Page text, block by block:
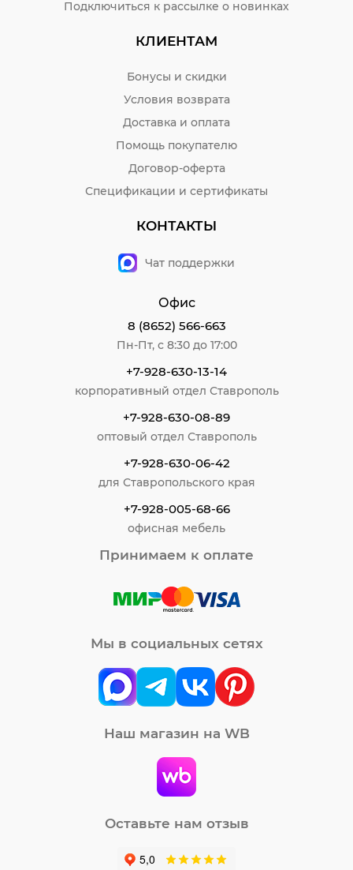
Подключиться к рассылке о новинках
КЛИЕНТАМ
Бонусы и скидки
Условия возврата
Доставка и оплата
Помощь покупателю
Договор-оферта
Спецификации и сертификаты
КОНТАКТЫ
Чат поддержки
Офис
8 (8652) 566-663
Пн-Пт, с 8:30 до 17:00
+7-928-630-13-14
корпоративный отдел Ставрополь
+7-928-630-08-89
оптовый отдел Ставрополь
+7-928-630-06-42
для Ставропольского края
+7-928-005-68-66
офисная мебель
Принимаем к оплате
Мы в социальных сетях
Наш магазин на WB
Оставьте нам отзыв